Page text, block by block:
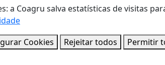
a Coagru salva estatísticas de visitas
Cookies
Rejeitar todos Permitir